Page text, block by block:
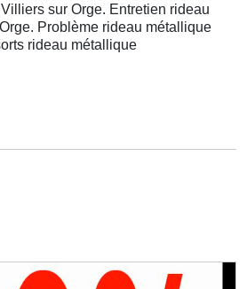
sur Orge. Entretien rideau
Problème rideau métallique
rideau métallique